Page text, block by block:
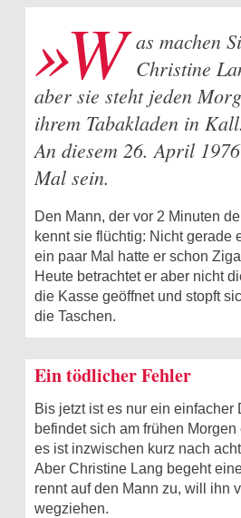
»W as machen
Christine
aber sie steht jeden
ihrem Tabakladen in Kall.
An diesem 26. April
Mal sein.
Den Mann, der vor 2 Minuten
kennt sie flüchtig: Nicht gerade
ein paar Mal hatte er schon
Heute betrachtet er aber nicht
die Kasse geöffnet und stopft
die Taschen.
Ein tödlicher Fehler
Bis jetzt ist es nur ein einfacher
befindet sich am frühen
es ist inzwischen kurz nach
Aber Christine Lang begeht
rennt auf den Mann zu, will ihn
wegziehen.